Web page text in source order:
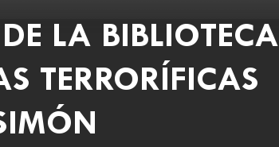
LA BIBLIOTECA
TERRORÍFICAS